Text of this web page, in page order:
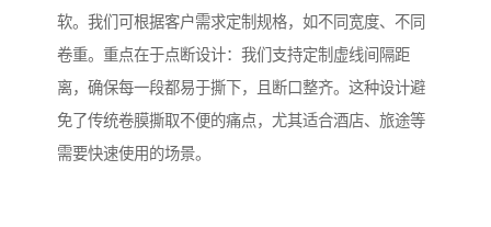
软。我们可根据客户需求定制规格，如不同宽度、不同
卷重。重点在于点断设计：我们支持定制虚线间隔距
离，确保每一段都易于撕下，且断口整齐。这种设计避
免了传统卷膜撕取不便的痛点，尤其适合酒店、旅途等
需要快速使用的场景。